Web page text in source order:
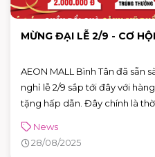
MỪNG ĐẠI LỄ 2/9 - CƠ
AEON MALL Bình Tân đã sẵn
nghỉ lễ 2/9 sắp tới đây với
tặng hấp dẫn. Đây chính là
dẫn đặc biệt. Bạn đã lên danh
Bình Tân chưa? Và dưới đây là
News
28/08/2025